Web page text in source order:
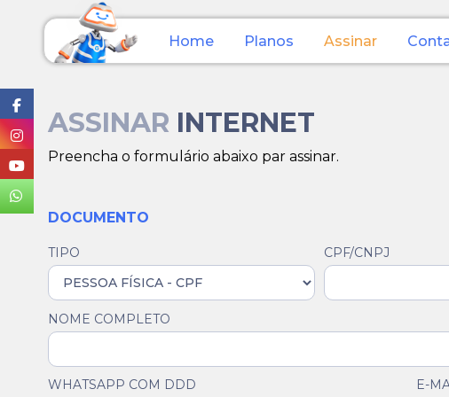
Home Planos Assinar
ASSINAR INTERNET
Preencha o formulário abaixo par assinar.
DOCUMENTO
TIPO CPF/CNPJ
NOME COMPLETO
WHATSAPP COM DDD E-